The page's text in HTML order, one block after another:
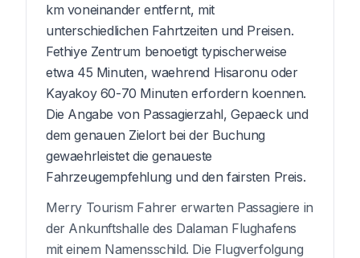
km voneinander entfernt, mit
unterschiedlichen Fahrtzeiten und Preisen.
Fethiye Zentrum benoetigt typischerweise
etwa 45 Minuten, waehrend Hisaronu oder
Kayakoy 60-70 Minuten erfordern koennen.
Die Angabe von Passagierzahl, Gepaeck und
dem genauen Zielort bei der Buchung
gewaehrleistet die genaueste
Fahrzeugempfehlung und den fairsten Preis.
Merry Tourism Fahrer erwarten Passagiere in
der Ankunftshalle des Dalaman Flughafens
mit einem Namensschild. Die Flugverfolgung